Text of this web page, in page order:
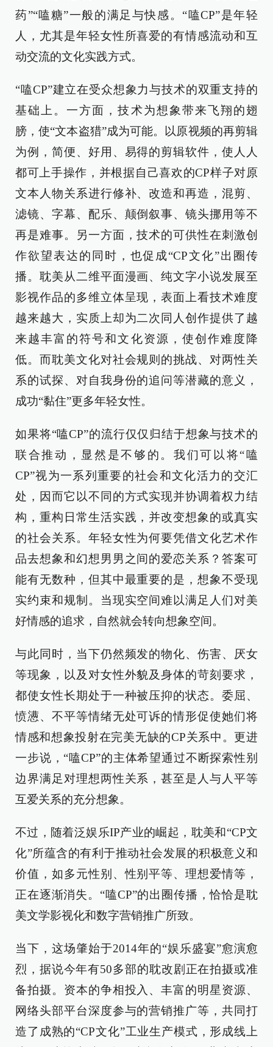
药”“嗑糖”一般的满足与快感。“嗑CP”是年轻
人，尤其是年轻女性所喜爱的有情感流动和互
动交流的文化实践方式。
“嗑CP”建立在受众想象力与技术的双重支持的
基础上。一方面，技术为想象带来飞翔的翅
膀，使“文本盗猎”成为可能。以原视频的再剪辑
为例，简便、好用、易得的剪辑软件，使人人
都可上手操作，并根据自己喜欢的CP样子对原
文本人物关系进行修补、改造和再造，混剪、
滤镜、字幕、配乐、颠倒叙事、镜头挪用等不
再是难事。另一方面，技术的可供性在刺激创
作欲望表达的同时，也促成“CP文化”出圈传
播。耽美从二维平面漫画、纯文字小说发展至
影视作品的多维立体呈现，表面上看技术难度
越来越大，实质上却为二次同人创作提供了越
来越丰富的符号和文化资源，使创作难度降
低。而耽美文化对社会规则的挑战、对两性关
系的试探、对自我身份的追问等潜藏的意义，
成功“黏住”更多年轻女性。
如果将“嗑CP”的流行仅仅归结于想象与技术的
联合推动，显然是不够的。我们可以将“嗑
CP”视为一系列重要的社会和文化活力的交汇
处，因而它以不同的方式实现并协调着权力结
构，重构日常生活实践，并改变想象的或真实
的社会关系。年轻女性为何要凭借文化艺术作
品去想象和幻想男男之间的爱恋关系？答案可
能有无数种，但其中最重要的是，想象不受现
实约束和规制。当现实空间难以满足人们对美
好情感的追求，自然就会转向想象空间。
与此同时，当下仍然频发的物化、伤害、厌女
等现象，以及对女性外貌及身体的苛刻要求，
都使女性长期处于一种被压抑的状态。委屈、
愤懑、不平等情绪无处可诉的情形促使她们将
情感和想象投射在完美无缺的CP关系中。更进
一步说，“嗑CP”的主体希望通过不断探索性别
边界满足对理想两性关系，甚至是人与人平等
互爱关系的充分想象。
不过，随着泛娱乐IP产业的崛起，耽美和“CP文
化”所蕴含的有利于推动社会发展的积极意义和
价值，如多元性别、性别平等、理想爱情等，
正在逐渐消失。“嗑CP”的出圈传播，恰恰是耽
美文学影视化和数字营销推广所致。
当下，这场肇始于2014年的“娱乐盛宴”愈演愈
烈，据说今年有50多部的耽改剧正在拍摄或准
备拍摄。资本的争相投入、丰富的明星资源、
网络头部平台深度参与的营销推广等，共同打
造了成熟的“CP文化”工业生产模式，形成线上